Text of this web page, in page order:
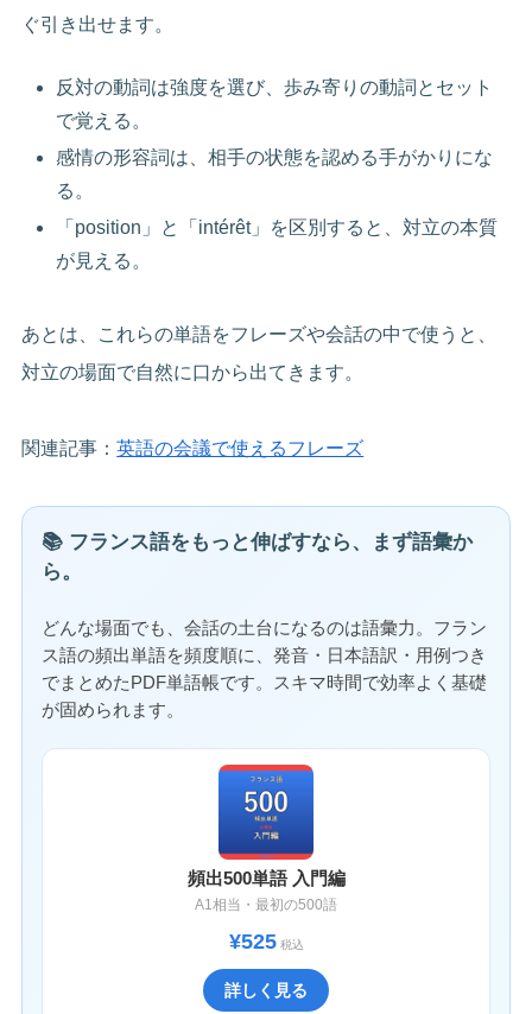
ぐ引き出せます。
反対の動詞は強度を選び、歩み寄りの動詞とセット
で覚える。
感情の形容詞は、相手の状態を認める手がかりにな
る。
「position」と「intérêt」を区別すると、対立の本質
が見える。
あとは、これらの単語をフレーズや会話の中で使うと、
対立の場面で自然に口から出てきます。
関連記事：英語の会議で使えるフレーズ
📚 フランス語をもっと伸ばすなら、まず語彙か
ら。
どんな場面でも、会話の土台になるのは語彙力。フラン
ス語の頻出単語を頻度順に、発音・日本語訳・用例つき
でまとめたPDF単語帳です。スキマ時間で効率よく基礎
が固められます。
頻出500単語 入門編
A1相当・最初の500語
¥525税込
詳しく見る